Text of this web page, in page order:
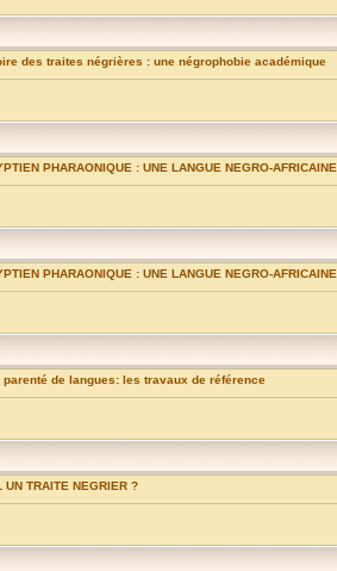
des traites négrières : une négrophobie académique
PHARAONIQUE : UNE LANGUE NEGRO-AFRICAINE
PHARAONIQUE : UNE LANGUE NEGRO-AFRICAINE
parenté de langues: les travaux de référence
TRAITE NEGRIER ?